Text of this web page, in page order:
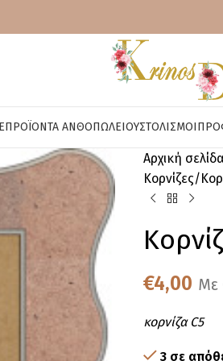
ΠΡΟΪΌΝΤΑ ΑΝΘΟΠΩΛΕΊΟΥΣΤΟΛΙΣΜΟΊ
Αρχική σελίδα
Κορνίζες
€4,00 Με
κορνίζα C5
3 σε